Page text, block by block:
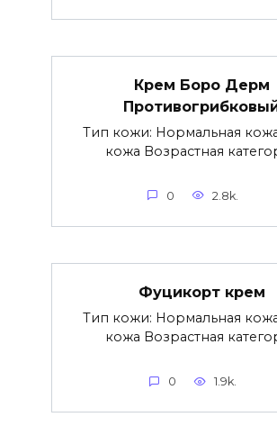
Крем Боро Дерм
Тип кожи: Нормальная
кожа Возрастная
0 2.8k.
Фуцикорт крем
Тип кожи: Нормальная
кожа Возрастная
0 1.9k.